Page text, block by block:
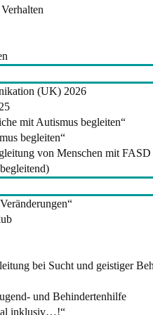
(UK) 2026
mit Autismus begleiten“
begleiten“
von Menschen mit FASD
bei Sucht und geistiger
und Behindertenhilfe
inklusiv…!“